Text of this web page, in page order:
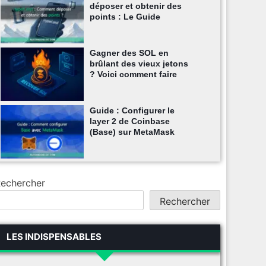
déposer et obtenir des
points : Le Guide
Gagner des SOL en
brûlant des vieux jetons
? Voici comment faire
Guide : Configurer le
layer 2 de Coinbase
(Base) sur MetaMask
Rechercher
LES INDISPENSABLES